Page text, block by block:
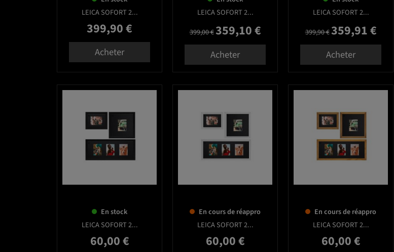
LEICA SOFORT 2...
Prix
399,90 €
Acheter
LEICA SOFORT 2...
Prix de base
399,00 € Prix
359,10 €
Acheter
LEICA SOFORT 2...
Prix de base
399,90 € Prix
359,91 €
Acheter
En stock
LEICA SOFORT 2...
Prix
60,00 €
En cours de réappro
LEICA SOFORT 2...
Prix
60,00 €
En cours de réappro
LEICA SOFORT 2...
Prix
60,00 €